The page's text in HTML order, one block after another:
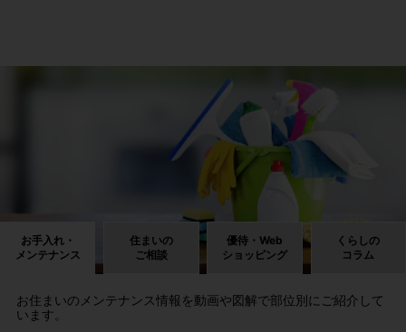
お手入れ・
メンテナンス
住まいの
ご相談
優待・Web
ショッピング
くらしの
コラム
お住まいのメンテナンス情報を動画や図解で部位別にご紹介して
います。